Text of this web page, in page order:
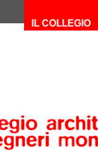
IL COLLEGIO